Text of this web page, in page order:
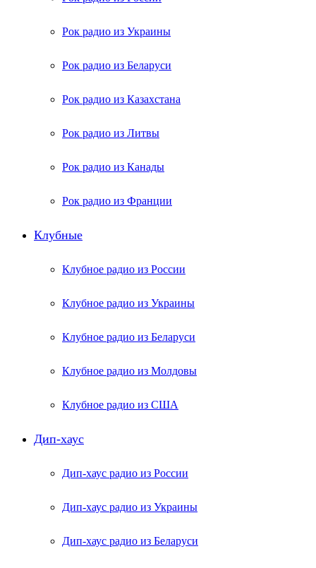
Рок радио из Украины
Рок радио из Беларуси
Рок радио из Казахстана
Рок радио из Литвы
Рок радио из Канады
Рок радио из Франции
Клубные
Клубное радио из России
Клубное радио из Украины
Клубное радио из Беларуси
Клубное радио из Молдовы
Клубное радио из США
Дип-хаус
Дип-хаус радио из России
Дип-хаус радио из Украины
Дип-хаус радио из Беларуси